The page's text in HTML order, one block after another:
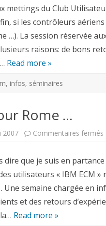
mettings du Club
si les contrôleurs
…). La session réservée
raisons: de bons
Read more »
, infos, séminaires
Rome …
2007 Commentaires fermés
que je suis en
utilisateurs « IBM ECM
Une semaine chargée en
et des retours
Read more »